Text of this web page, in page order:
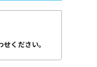
ください。